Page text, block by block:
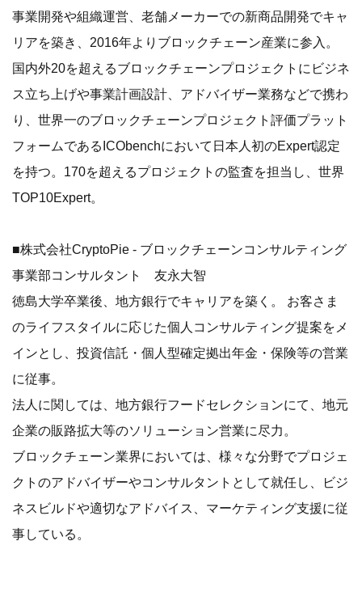
事業開発や組織運営、老舗メーカーでの新商品開発でキャ
リアを築き、2016年よりブロックチェーン産業に参入。
国内外20を超えるブロックチェーンプロジェクトにビジネ
ス立ち上げや事業計画設計、アドバイザー業務などで携わ
り、世界⼀のブロックチェーンプロジェクト評価プラット
フォームであるICObenchにおいて⽇本⼈初のExpert認定
を持つ。170を超えるプロジェクトの監査を担当し、世界
TOP10Expert。
■株式会社CryptoPie - ブロックチェーンコンサルティング
事業部コンサルタント 友永大智
徳島大学卒業後、地方銀行でキャリアを築く。 お客さま
のライフスタイルに応じた個人コンサルティング提案をメ
インとし、投資信託・個人型確定拠出年金・保険等の営業
に従事。
法人に関しては、地方銀行フードセレクションにて、地元
企業の販路拡大等のソリューション営業に尽力。
ブロックチェーン業界においては、様々な分野でプロジェ
クトのアドバイザーやコンサルタントとして就任し、ビジ
ネスビルドや適切なアドバイス、マーケティング支援に従
事している。